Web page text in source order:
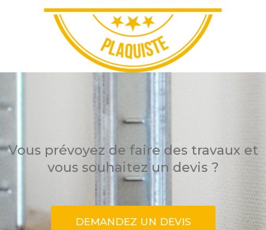
Vous prévoyez de faire des travaux et
vous souhaitez un devis ?
DEMANDEZ UN DEVIS